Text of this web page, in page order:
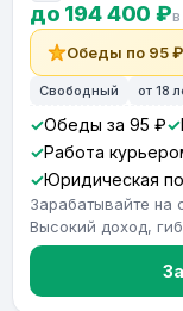
до 194 400 ₽
Обеды по 95 ₽
Свободный от 18
Обеды за 95 ₽
Работа
Юридическая
Зарабатывайте на
Высокий доход,